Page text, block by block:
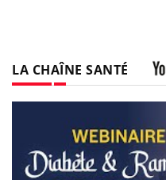
LA CHAÎNE SANTÉ